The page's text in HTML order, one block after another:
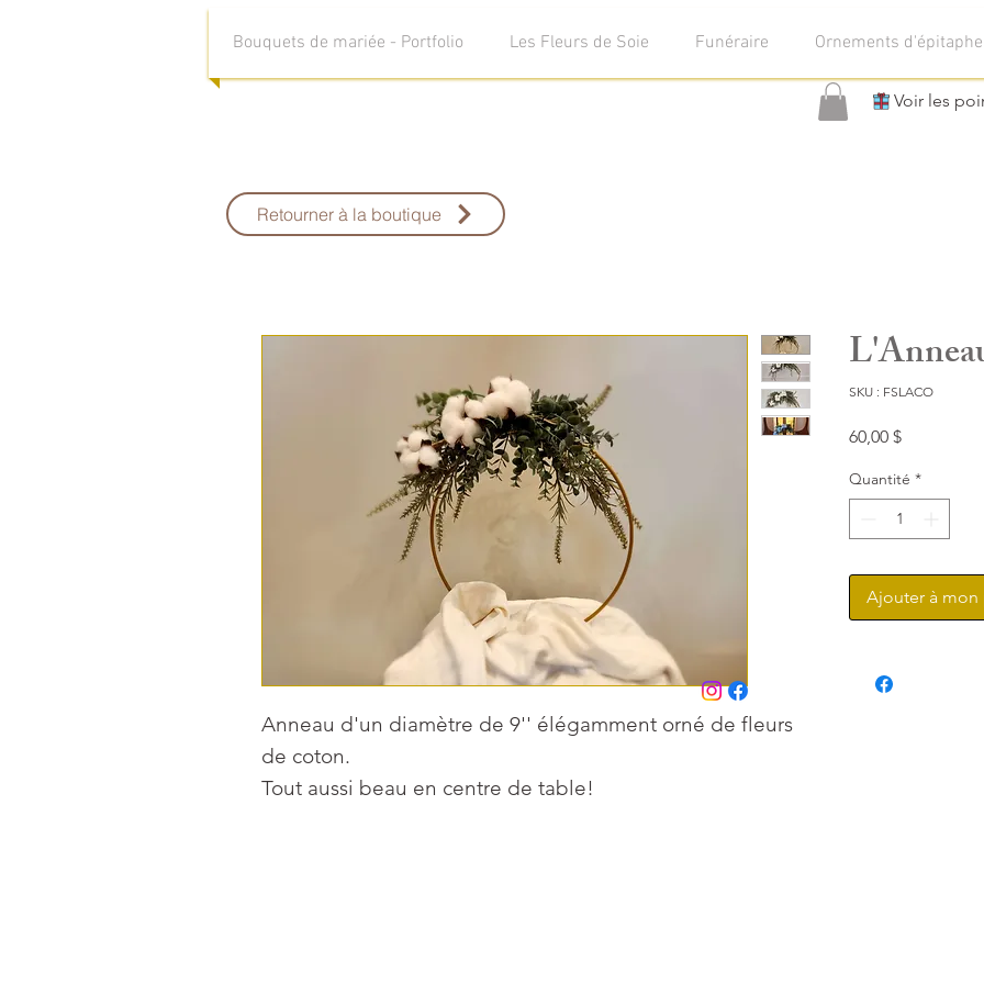
Bouquets de mariée - Portfolio Les Fleurs de Soie Funéraire Ornements d'épitaphe
Voir les
Anneau d'un diamètre de 9'' élégamment orné de fleurs
de coton.
Tout aussi beau en centre de table!
SKU : FSLACO
60,00 $Prix
Quantité *
Ajouter à mon
Retourner à la boutique